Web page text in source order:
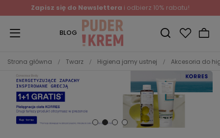
Zapisz się do Newslettera i odbierz 10% rabatu!
BLOG
Strona główna Twarz Higiena jamy ustnej Akcesoria do